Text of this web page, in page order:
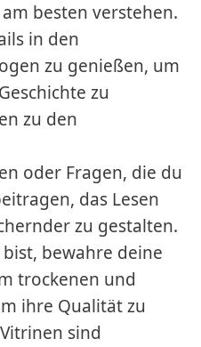
besten verstehen.
in den
zu genießen, um
zu
zu den
oder Fragen, die du
das Lesen
zu gestalten.
bewahre deine
trockenen und
ihre Qualität zu
sind